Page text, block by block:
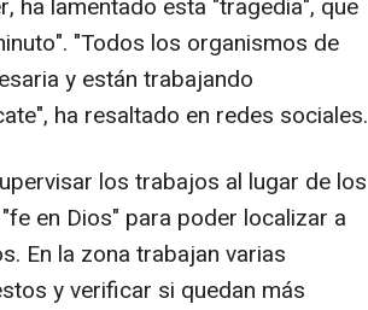
ha lamentado esta "tragedia", que
"Todos los organismos de
y están trabajando
ha resaltado en redes sociales.
los trabajos al lugar de los
en Dios" para poder localizar a
En la zona trabajan varias
y verificar si quedan más